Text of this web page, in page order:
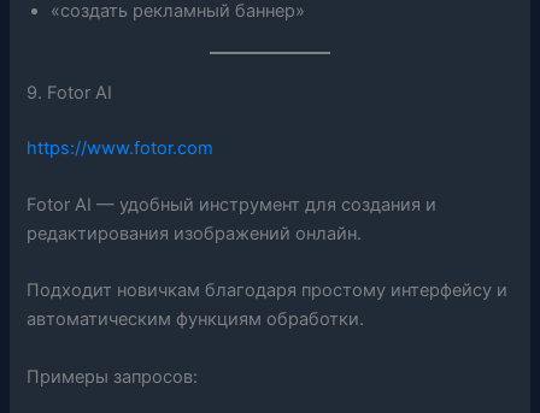
«создать рекламный баннер»
9. Fotor AI
https://www.fotor.com
Fotor AI — удобный инструмент для создания и
редактирования изображений онлайн.
Подходит новичкам благодаря простому интерфейсу и
автоматическим функциям обработки.
Примеры запросов: